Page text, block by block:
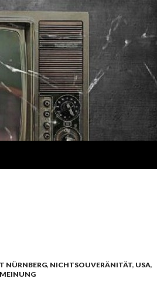
NÜRNBERG, NICHTSOUVERÄNITÄT, USA,